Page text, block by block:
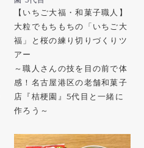
【いちご大福・和菓子職人】
大粒でもちもちの「いちご大
福」と桜の練り切りづくりツ
アー
～職人さんの技を目の前で体
感！名古屋港区の老舗和菓子
店『桔梗園』5代目と一緒に
作ろう～